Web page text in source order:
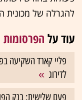
להגרלה של מכונית
עוד על הפרסומות
לדירוג
פעם שלישית: בנק